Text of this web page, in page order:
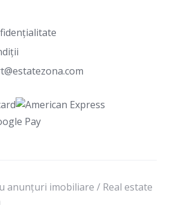
anunțuri imobiliare / Real estate